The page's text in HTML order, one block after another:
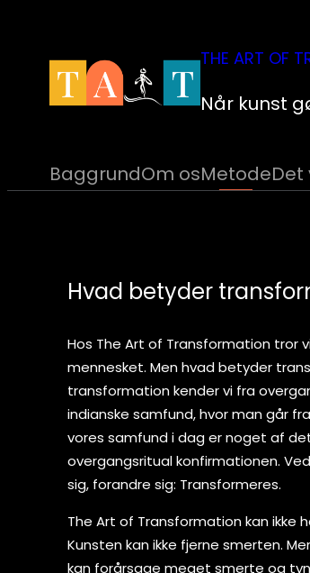
indhold
THE ART OF
Når kunst
BaggrundOm osMetodeDet
Hvad betyder
Hos The Art of Transformation tror
mennesket. Men hvad betyder
transformation kender vi fra
indianske samfund, hvor man går
vores samfund i dag er noget af
overgangsritual konfirmationen.
sig, forandre sig: Transformeres.
The Art of Transformation kan
Kunsten kan ikke fjerne smerten.
kan forårsage meget smerte og